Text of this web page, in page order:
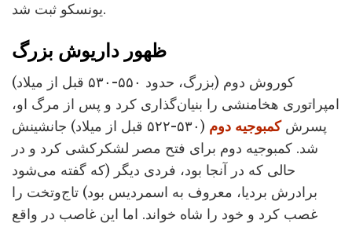
یونسکو ثبت شد.
ظهور داریوش بزرگ
کوروش دوم (بزرگ، حدود ۵۵۰-۵۳۰ قبل از میلاد)
امپراتوری هخامنشی را بنیان‌گذاری کرد و پس از مرگ او،
پسرشکمبوجیه دوم
(۵۳۰-۵۲۲ قبل از میلاد) جانشینش
شد. کمبوجیه دوم برای فتح مصر لشکرکشی کرد و در
حالی که در آنجا بود، فردی دیگر (که گفته می‌شود
برادرش بردیا، معروف به اسمردیس بود) تاج‌وتخت را
غصب کرد و خود را شاه خواند. اما این غاصب در واقع